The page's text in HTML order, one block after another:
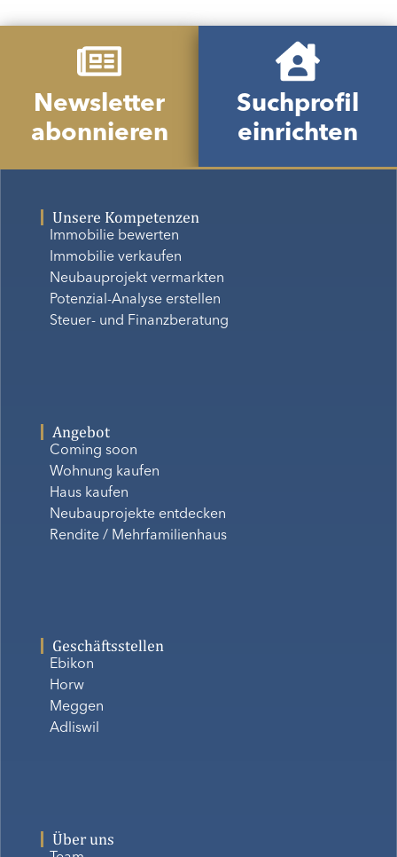
Newsletter
abonnieren
Suchprofil
einrichten
Unsere Kompetenzen
Immobilie bewerten
Immobilie verkaufen
Neubauprojekt vermarkten
Potenzial-Analyse erstellen
Steuer- und Finanzberatung
Angebot
Coming soon
Wohnung kaufen
Haus kaufen
Neubauprojekte entdecken
Rendite / Mehrfamilienhaus
Geschäftsstellen
Ebikon
Horw
Meggen
Adliswil
Über uns